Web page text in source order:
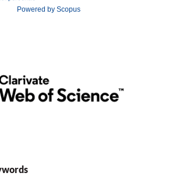
Powered by Scopus